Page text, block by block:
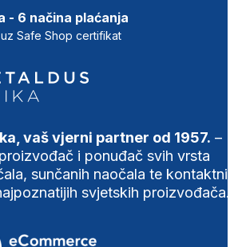
- 6 načina plaćanja
Safe Shop certifikat
vaš vjerni partner od 1957. –
i ponuđač svih vrsta
sunčanih naočala te
svjetskih proizvođača.